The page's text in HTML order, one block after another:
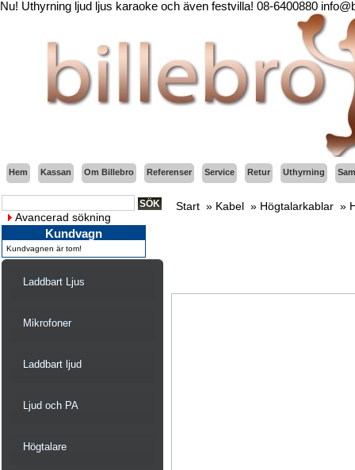
Nu! Uthyrning ljud ljus karaoke och även festvilla! 08-6400880
Hem Kassan Om Billebro Referenser Service Retur Uthyrning
Avancerad sökning
Kundvagn
Kundvagnen är tom!
Laddbart Ljus
Mikrofoner
Laddbart ljud
Ljud och PA
Högtalare
Start » Kabel » Högtalarkablar »